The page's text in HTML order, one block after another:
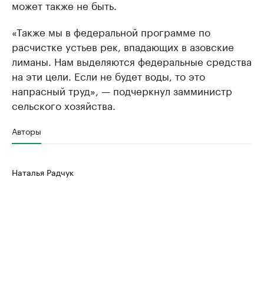
может также не быть.
«Также мы в федеральной программе по
расчистке устьев рек, впадающих в азовские
лиманы. Нам выделяются федеральные средства
на эти цели. Если не будет воды, то это
напрасный труд», — подчеркнул замминистр
сельского хозяйства.
Авторы
Наталья Радчук